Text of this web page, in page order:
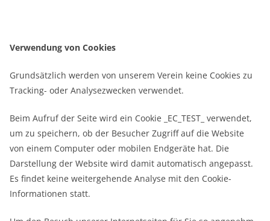
Verwendung von Cookies
Grundsätzlich werden von unserem Verein keine Cookies zu
Tracking- oder Analysezwecken verwendet.
Beim Aufruf der Seite wird ein Cookie _EC_TEST_ verwendet,
um zu speichern, ob der Besucher Zugriff auf die Website
von einem Computer oder mobilen Endgeräte hat. Die
Darstellung der Website wird damit automatisch angepasst.
Es findet keine weitergehende Analyse mit den Cookie-
Informationen statt.